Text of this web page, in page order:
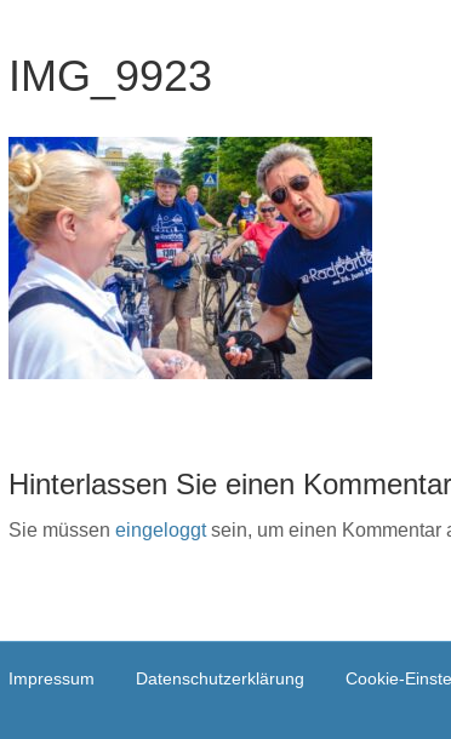
IMG_9923
Hinterlassen Sie einen Kommentar
Sie müssen eingeloggtsein, um einen Kommentar
Impressum Datenschutzerklärung Cookie-